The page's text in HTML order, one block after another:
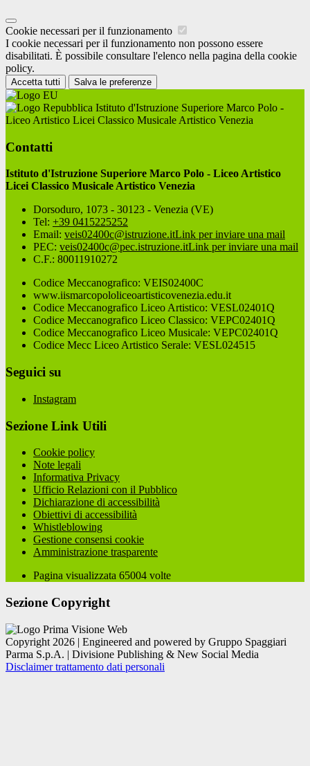
Cookie necessari per il funzionamento
I cookie necessari per il funzionamento non possono essere
disabilitati. È possibile consultare l'elenco nella pagina della cookie
policy.
Accetta tutti Salva le preferenze
Istituto d'Istruzione Superiore Marco Polo -
Liceo Artistico Licei Classico Musicale Artistico Venezia
Contatti
Istituto d'Istruzione Superiore Marco Polo - Liceo Artistico
Licei Classico Musicale Artistico Venezia
Dorsoduro, 1073 - 30123 - Venezia (VE)
Tel: +39 0415225252
Email: veis02400c@istruzione.itLink per inviare una mail
PEC: veis02400c@pec.istruzione.itLink per inviare una mail
C.F.: 80011910272
Codice Meccanografico: VEIS02400C
www.iismarcopololiceoartisticovenezia.edu.it
Codice Meccanografico Liceo Artistico: VESL02401Q
Codice Meccanografico Liceo Classico: VEPC02401Q
Codice Meccanografico Liceo Musicale: VEPC02401Q
Codice Mecc Liceo Artistico Serale: VESL024515
Seguici su
Instagram
Sezione Link Utili
Cookie policy
Note legali
Informativa Privacy
Ufficio Relazioni con il Pubblico
Dichiarazione di accessibilità
Obiettivi di accessibilità
Whistleblowing
Gestione consensi cookie
Amministrazione trasparente
Pagina visualizzata 65004 volte
Sezione Copyright
Copyright 2026 | Engineered and powered by Gruppo Spaggiari
Parma S.p.A. | Divisione Publishing & New Social Media
Disclaimer trattamento dati personali